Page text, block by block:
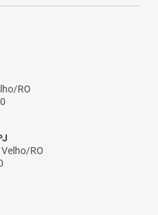
RO
RO